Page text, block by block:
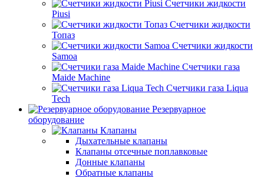
Счетчики жидкости
Piusi
Счетчики жидкости
Топаз
Счетчики жидкости
Samoa
Счетчики газа
Maide Machine
Счетчики газа Liqua
Tech
Резервуарное
оборудование
Клапаны
Дыхательные клапаны
Клапаны отсечные поплавковые
Донные клапаны
Обратные клапаны